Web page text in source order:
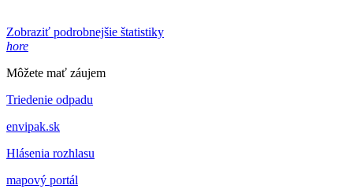
Zobraziť podrobnejšie štatistiky
hore
Môžete mať záujem
Triedenie odpadu
envipak.sk
Hlásenia rozhlasu
mapový portál